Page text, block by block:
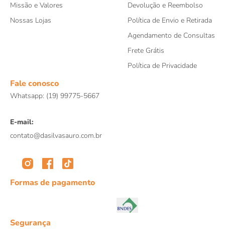
Missão e Valores
Nossas Lojas
Devolução e Reembolso
Política de Envio e Retirada
Agendamento de Consultas
Frete Grátis
Política de Privacidade
Fale conosco
Whatsapp: (19) 99775-5667
E-mail:
contato@dasilvasauro.com.br
Formas de pagamento
Segurança